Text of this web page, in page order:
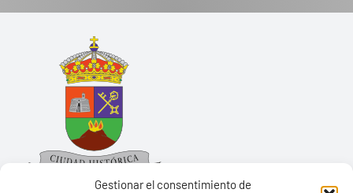
Gestionar el consentimiento de